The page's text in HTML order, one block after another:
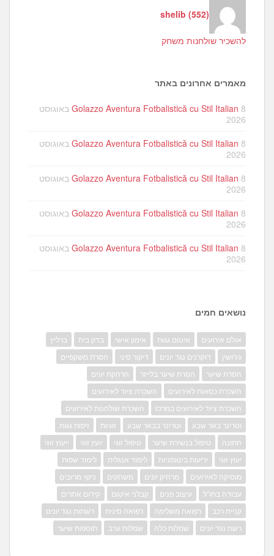
shelib (552)
להשכיר שולחנות משחק
מאמרים אחרונים באתר
Golazzo Aventura Fotbalistică cu Stil Italian 8 באוגוסט
2026
Golazzo Aventura Fotbalistică cu Stil Italian 8 באוגוסט
2026
Golazzo Aventura Fotbalistică cu Stil Italian 8 באוגוסט
2026
Golazzo Aventura Fotbalistică cu Stil Italian 8 באוגוסט
2026
Golazzo Aventura Fotbalistică cu Stil Italian 8 באוגוסט
2026
נושאים חמים
אולם אירועים איטום גגות אימון אישי בדק בית
ברליץ
גירושין
דוקרנים נגד יונים דיקור סיני
הסרת משקפיים
הסרת שיער
הסרת שיער בלייזר
הרחקת יונים
השכרת כסאות לאירועים
השכרת ציוד לאירועים
השכרת ציוד לאירועים במרכז
השכרת שולחנות לאירועים
וטרינר באר שבע
וטרינר בבאר שבע זוגיות
זיפות גגות
חתונה
טיפול בנשירת שיער טיפול זוגי יועץ זוגי
ייעוץ זוגי
יעוץ זוגי
יריעות ביטומניות לימוד אנגלית
לימוד שפות
מוסיקה לאירועים
מרחיק יונים משחקים
ניקוי מרזבים
עבודה בחו"ל
עיצוב פנים קבלני איטום
קידום אתרים
קניית רכב
רפואה משלימה רפואה סינית
רשתות נגד יונים
רשת נגד יונים
שמלות כלה שמלות ערב תוספות שיער